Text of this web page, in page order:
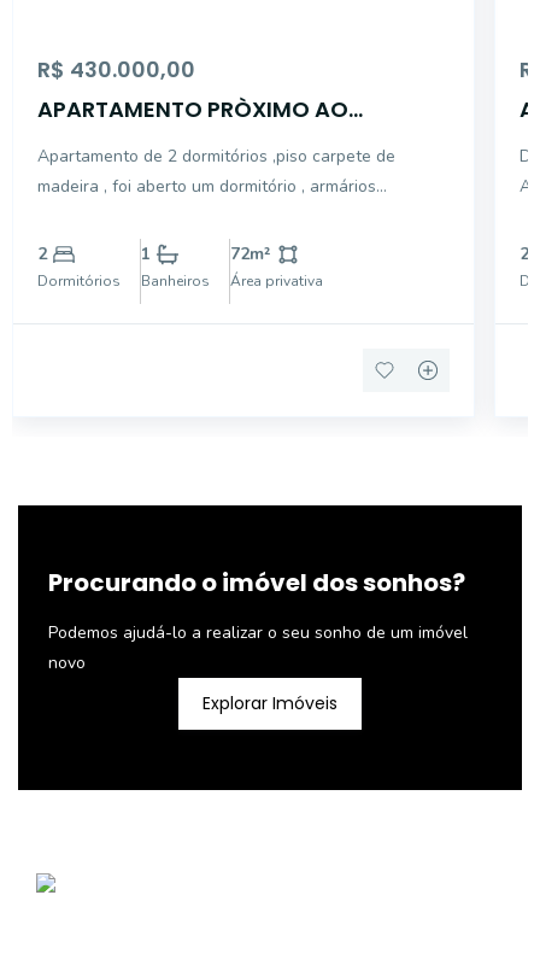
R$ 430.000,00
APARTAMENTO PRÒXIMO AO
Apartamento de 2 dormitórios ,piso carpete de
madeira , foi aberto um dormitório , armários
madeira , ótima localização , próximo ao hospital
ACCAMARGO e próximo ao Metrô
2
Dormitórios
1
Banheiros
72m²
Área privativa
2
Procurando o imóvel dos sonhos?
Podemos ajudá-lo a realizar o seu sonho de um imóvel
novo
Explorar Imóveis